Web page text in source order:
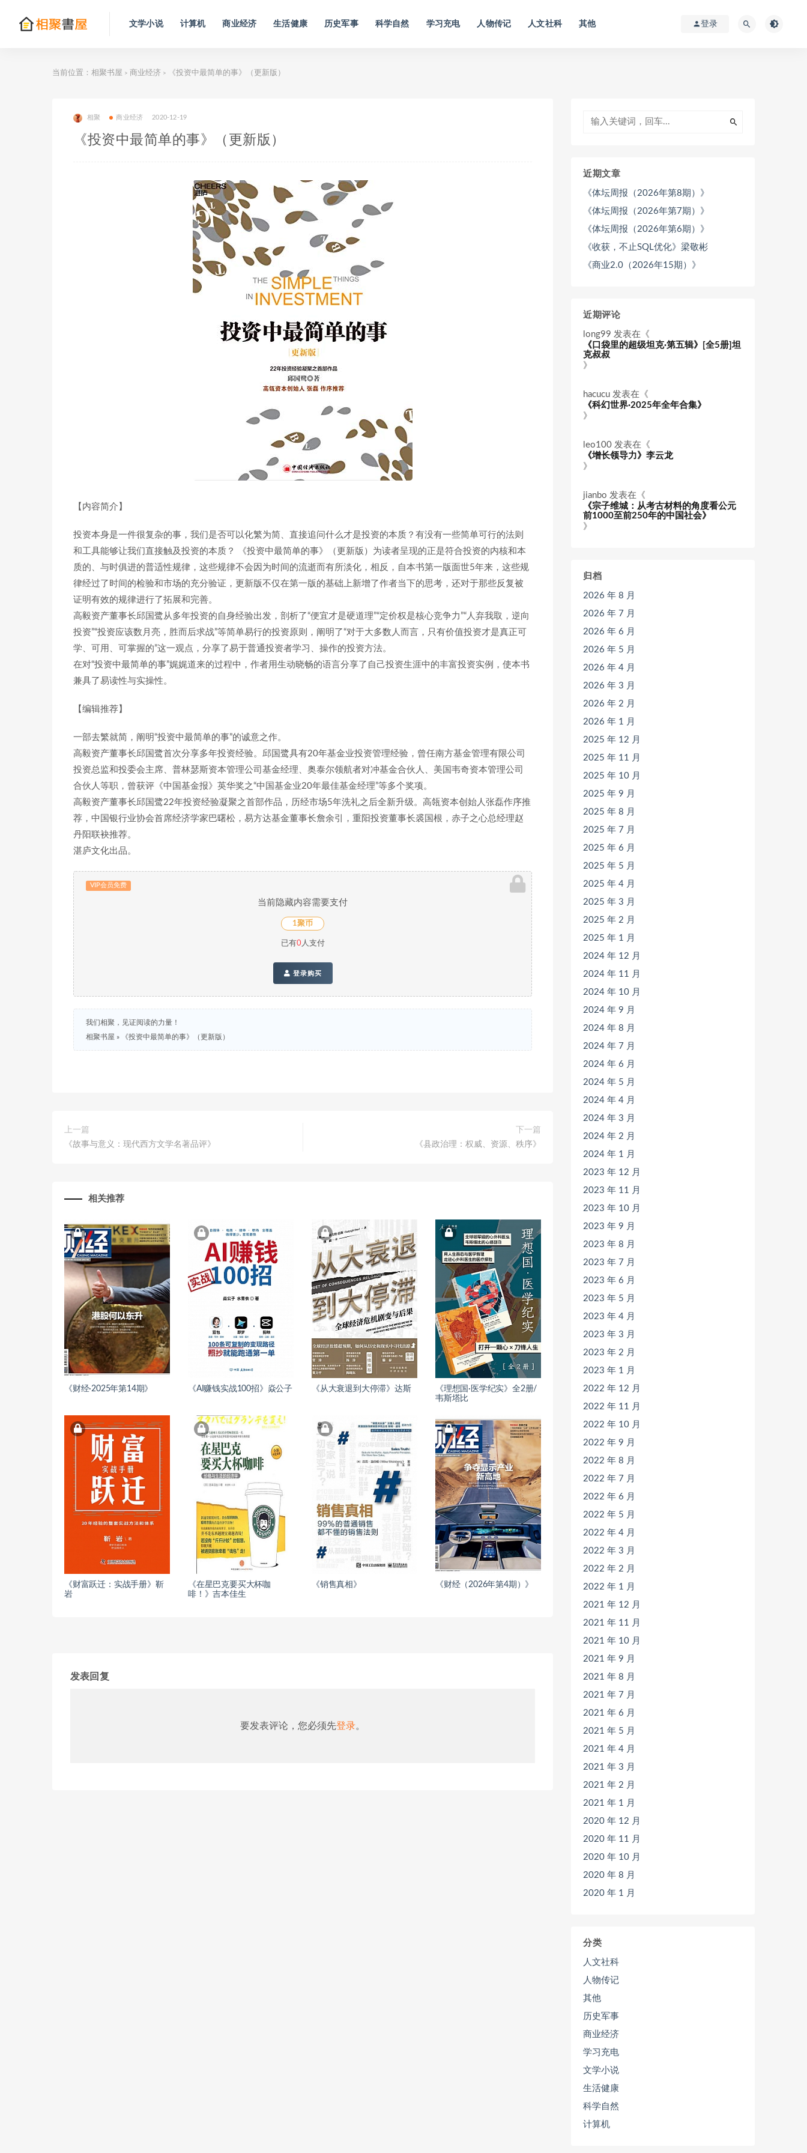
文学小说 计算机 商业经济 生活健康 历史军事 科学自然 学习充电 人物传记 人文社科 其他 登录
当前位置： 相聚书屋 > 商业经济 > 《投资中最简单的事》（更新版）
相聚 商业经济 2020-12-19
《投资中最简单的事》（更新版）
【内容简介】
投资本身是一件很复杂的事，我们是否可以化繁为简、直接追问什么才是投资的本质？有没有一些简单可行的法则
和工具能够让我们直接触及投资的本质？ 《投资中最简单的事》（更新版）为读者呈现的正是符合投资的内核和本
质的、与时俱进的普适性规律，这些规律不会因为时间的流逝而有所淡化，相反，自本书第一版面世5年来，这些规
律经过了时间的检验和市场的充分验证，更新版不仅在第一版的基础上新增了作者当下的思考，还对于那些反复被
证明有效的规律进行了拓展和完善。
高毅资产董事长邱国鹭从多年投资的自身经验出发，剖析了“便宜才是硬道理”“定价权是核心竞争力”“人弃我取，逆向
投资”“投资应该数月亮，胜而后求战”等简单易行的投资原则，阐明了“对于大多数人而言，只有价值投资才是真正可
学、可用、可掌握的”这一观点，分享了易于普通投资者学习、操作的投资方法。
在对“投资中最简单的事”娓娓道来的过程中，作者用生动晓畅的语言分享了自己投资生涯中的丰富投资实例，使本书
兼具了易读性与实操性。
【编辑推荐】
一部去繁就简，阐明“投资中最简单的事”的诚意之作。
高毅资产董事长邱国鹭首次分享多年投资经验。邱国鹭具有20年基金业投资管理经验，曾任南方基金管理有限公司
投资总监和投委会主席、普林瑟斯资本管理公司基金经理、奥泰尔领航者对冲基金合伙人、美国韦奇资本管理公司
合伙人等职，曾获评《中国基金报》英华奖之“中国基金业20年最佳基金经理”等多个奖项。
高毅资产董事长邱国鹭22年投资经验凝聚之首部作品，历经市场5年洗礼之后全新升级。高瓴资本创始人张磊作序推
荐，中国银行业协会首席经济学家巴曙松，易方达基金董事长詹余引，重阳投资董事长裘国根，赤子之心总经理赵
丹阳联袂推荐。
湛庐文化出品。
VIP会员免费
当前隐藏内容需要支付
1聚币
已有0人支付
登录购买
我们相聚，见证阅读的力量！
相聚书屋 » 《投资中最简单的事》（更新版）
上一篇
《故事与意义：现代西方文学名著品评》
下一篇
《县政治理：权威、资源、秩序》
相关推荐
《财经·2025年第14期》 《AI赚钱实战100招》焱公子 《从大衰退到大停滞》达斯
《理想国·医学纪实》全2册/
韦斯塔比
《财富跃迁：实战手册》靳
岩
《在星巴克要买大杯咖
啡！》吉本佳生
《销售真相》 《财经（2026年第4期）》
发表回复
要发表评论，您必须先登录。
近期文章
《体坛周报（2026年第8期）》
《体坛周报（2026年第7期）》
《体坛周报（2026年第6期）》
《收获，不止SQL优化》梁敬彬
《商业2.0（2026年15期）》
近期评论
long99 发表在《
《口袋里的超级坦克·第五辑》[全5册]坦
克叔叔
》
hacucu 发表在《
《科幻世界·2025年全年合集》
》
leo100 发表在《
《增长领导力》李云龙
》
jianbo 发表在《
《宗子维城：从考古材料的角度看公元
前1000至前250年的中国社会》
》
归档
2026 年 8 月
2026 年 7 月
2026 年 6 月
2026 年 5 月
2026 年 4 月
2026 年 3 月
2026 年 2 月
2026 年 1 月
2025 年 12 月
2025 年 11 月
2025 年 10 月
2025 年 9 月
2025 年 8 月
2025 年 7 月
2025 年 6 月
2025 年 5 月
2025 年 4 月
2025 年 3 月
2025 年 2 月
2025 年 1 月
2024 年 12 月
2024 年 11 月
2024 年 10 月
2024 年 9 月
2024 年 8 月
2024 年 7 月
2024 年 6 月
2024 年 5 月
2024 年 4 月
2024 年 3 月
2024 年 2 月
2024 年 1 月
2023 年 12 月
2023 年 11 月
2023 年 10 月
2023 年 9 月
2023 年 8 月
2023 年 7 月
2023 年 6 月
2023 年 5 月
2023 年 4 月
2023 年 3 月
2023 年 2 月
2023 年 1 月
2022 年 12 月
2022 年 11 月
2022 年 10 月
2022 年 9 月
2022 年 8 月
2022 年 7 月
2022 年 6 月
2022 年 5 月
2022 年 4 月
2022 年 3 月
2022 年 2 月
2022 年 1 月
2021 年 12 月
2021 年 11 月
2021 年 10 月
2021 年 9 月
2021 年 8 月
2021 年 7 月
2021 年 6 月
2021 年 5 月
2021 年 4 月
2021 年 3 月
2021 年 2 月
2021 年 1 月
2020 年 12 月
2020 年 11 月
2020 年 10 月
2020 年 8 月
2020 年 1 月
分类
人文社科
人物传记
其他
历史军事
商业经济
学习充电
文学小说
生活健康
科学自然
计算机